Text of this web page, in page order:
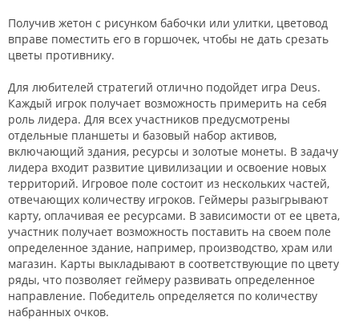
Получив жетон с рисунком бабочки или улитки, цветовод
вправе поместить его в горшочек, чтобы не дать срезать
цветы противнику.
Для любителей стратегий отлично подойдет игра Deus.
Каждый игрок получает возможность примерить на себя
роль лидера. Для всех участников предусмотрены
отдельные планшеты и базовый набор активов,
включающий здания, ресурсы и золотые монеты. В задачу
лидера входит развитие цивилизации и освоение новых
территорий. Игровое поле состоит из нескольких частей,
отвечающих количеству игроков. Геймеры разыгрывают
карту, оплачивая ее ресурсами. В зависимости от ее цвета,
участник получает возможность поставить на своем поле
определенное здание, например, производство, храм или
магазин. Карты выкладывают в соответствующие по цвету
ряды, что позволяет геймеру развивать определенное
направление. Победитель определяется по количеству
набранных очков.